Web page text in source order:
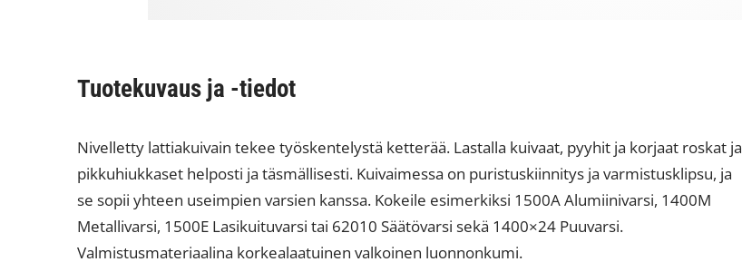
Tuotekuvaus ja -tiedot
Nivelletty lattiakuivain tekee työskentelystä ketterää. Lastalla kuivaat, pyyhit ja korjaat roskat ja
pikkuhiukkaset helposti ja täsmällisesti. Kuivaimessa on puristuskiinnitys ja varmistusklipsu, ja
se sopii yhteen useimpien varsien kanssa. Kokeile esimerkiksi 1500A Alumiinivarsi, 1400M
Metallivarsi, 1500E Lasikuituvarsi tai 62010 Säätövarsi sekä 1400×24 Puuvarsi.
Valmistusmateriaalina korkealaatuinen valkoinen luonnonkumi.